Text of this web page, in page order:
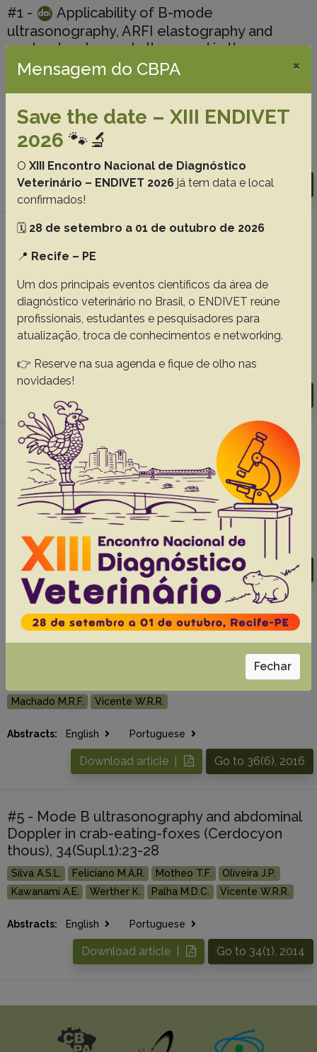
#1 -
Applicability of B-mode
ultrasonography, ARFI elastography and
contrast-enhanced ultrasound in the
evaluation of chronic kidney disease in dogs
Feliciano M.A.R.
Padilha-Nakaghi L.C.
da Silva P.D.A.
Go to 41(0), 2021
Download article |
brachycephalic bitches using high-definition
Maronezi M.C. Simões A.P.S. Uscategui R.A.R.
Pavan L.
Rodrigues M.G.K.
Mariano R.S.G.
Santos V.J.C.
Feliciano M.A.R.
Abstracts: English Portuguese
#3 -
Accuracy of ARFI elastography in the
differentiation of cataract stages in dogs
Abreu T.G.M. Maronezi M.C. Uscategui R.A.R.
Rocha F.L.
Pádua I.R.M.
Madruga G.M. Laus J.L. Feliciano M.A.R.
Abstracts: English Portuguese
Go to 41(0), 2021
Download article |
#4 - Electrocardiographic exam in female
spotted pacas (Cuniculus paca), 36(6):559-563
Machado M.R.F.
Vicente W.R.R.
Abstracts: English Portuguese
Go to 36(6), 2016
Download article |
#5 - Mode B ultrasonography and abdominal
Doppler in crab-eating-foxes (Cerdocyon
thous), 34(Supl.1):23-28
Silva A.S.L. Feliciano M.A.R. Motheo T.F.
Oliveira J.P.
Kawanami A.E.
Werther K. Palha M.D.C. Vicente W.R.R.
Abstracts: English Portuguese
Go to 34(1), 2014
Download article |
Mensagem do CBPA ×
Save the date – XIII ENDIVET
2026 🐾🔬
O XIII Encontro Nacional de Diagnóstico
Veterinário – ENDIVET 2026 já tem data e local
confirmados!
🗓️ 28 de setembro a 01 de outubro de 2026
📍 Recife – PE
Um dos principais eventos científicos da área de
diagnóstico veterinário no Brasil, o ENDIVET reúne
profissionais, estudantes e pesquisadores para
atualização, troca de conhecimentos e networking.
👉 Reserve na sua agenda e fique de olho nas
novidades!
Fechar